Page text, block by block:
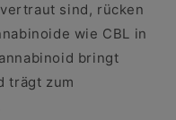
sind, rücken
wie CBL in
bringt
trägt zum